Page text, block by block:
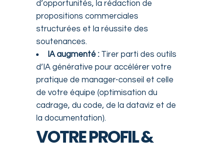
d’opportunités, la rédaction de
propositions commerciales
structurées et la réussite des
soutenances.
IA augmenté : Tirer parti des outils
d’IA générative pour accélérer votre
pratique de manager-conseil et celle
de votre équipe (optimisation du
cadrage, du code, de la dataviz et de
la documentation).
VOTRE PROFIL &